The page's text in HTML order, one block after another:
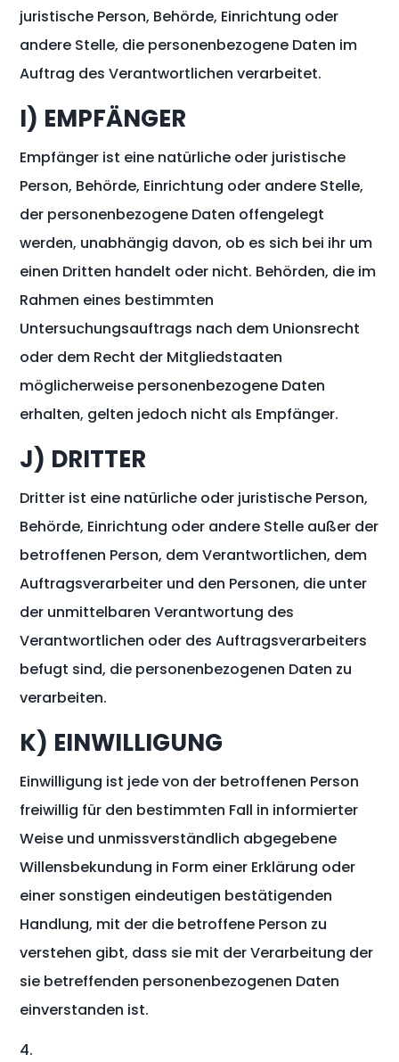
juristische Person, Behörde, Einrichtung oder
andere Stelle, die personenbezogene Daten im
Auftrag des Verantwortlichen verarbeitet.
I) EMPFÄNGER
Empfänger ist eine natürliche oder juristische
Person, Behörde, Einrichtung oder andere Stelle,
der personenbezogene Daten offengelegt
werden, unabhängig davon, ob es sich bei ihr um
einen Dritten handelt oder nicht. Behörden, die im
Rahmen eines bestimmten
Untersuchungsauftrags nach dem Unionsrecht
oder dem Recht der Mitgliedstaaten
möglicherweise personenbezogene Daten
erhalten, gelten jedoch nicht als Empfänger.
J) DRITTER
Dritter ist eine natürliche oder juristische Person,
Behörde, Einrichtung oder andere Stelle außer der
betroffenen Person, dem Verantwortlichen, dem
Auftragsverarbeiter und den Personen, die unter
der unmittelbaren Verantwortung des
Verantwortlichen oder des Auftragsverarbeiters
befugt sind, die personenbezogenen Daten zu
verarbeiten.
K) EINWILLIGUNG
Einwilligung ist jede von der betroffenen Person
freiwillig für den bestimmten Fall in informierter
Weise und unmissverständlich abgegebene
Willensbekundung in Form einer Erklärung oder
einer sonstigen eindeutigen bestätigenden
Handlung, mit der die betroffene Person zu
verstehen gibt, dass sie mit der Verarbeitung der
sie betreffenden personenbezogenen Daten
einverstanden ist.